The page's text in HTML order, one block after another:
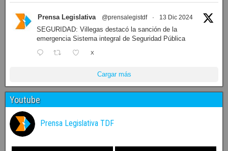
Prensa Legislativa @prensalegistdf · 13 Dic 2024
SEGURIDAD: Villegas destacó la sanción de la
emergencia Sistema integral de Seguridad Pública
X
Cargar más
Youtube
Prensa Legislativa TDF